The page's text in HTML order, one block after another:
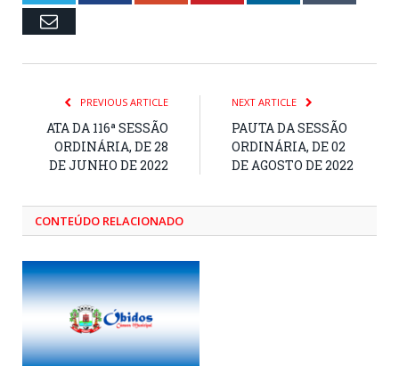
Email
PREVIOUS ARTICLE
ATA DA 116ª SESSÃO
ORDINÁRIA, DE 28
DE JUNHO DE 2022
NEXT ARTICLE
PAUTA DA SESSÃO
ORDINÁRIA, DE 02
DE AGOSTO DE 2022
CONTEÚDO RELACIONADO